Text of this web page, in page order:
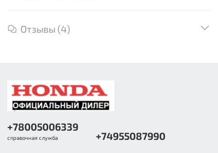
Отзывы (4)
+78005006339
справочная служба +74955087990